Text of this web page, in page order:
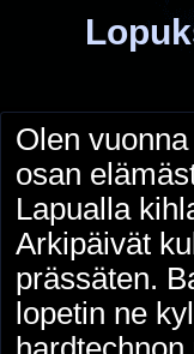
Olen
osan
Lapualla
Arkipäivät
prässäten.
lopetin ne